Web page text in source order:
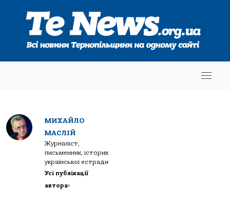
МИХАЙЛО
МАСЛІЙ
Журналіст,
письменник, історик
української естради
Усі публікації
автора>